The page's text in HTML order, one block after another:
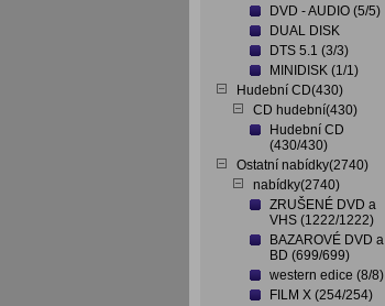
DVD - AUDIO (5/5)
DUAL DISK
DTS 5.1 (3/3)
MINIDISK (1/1)
Hudební CD(430)
CD hudební(430)
Hudební CD
(430/430)
Ostatní nabídky(2740)
nabídky(2740)
ZRUŠENÉ DVD a
VHS (1222/1222)
BAZAROVÉ DVD a
BD (699/699)
western edice (8/8)
FILM X (254/254)